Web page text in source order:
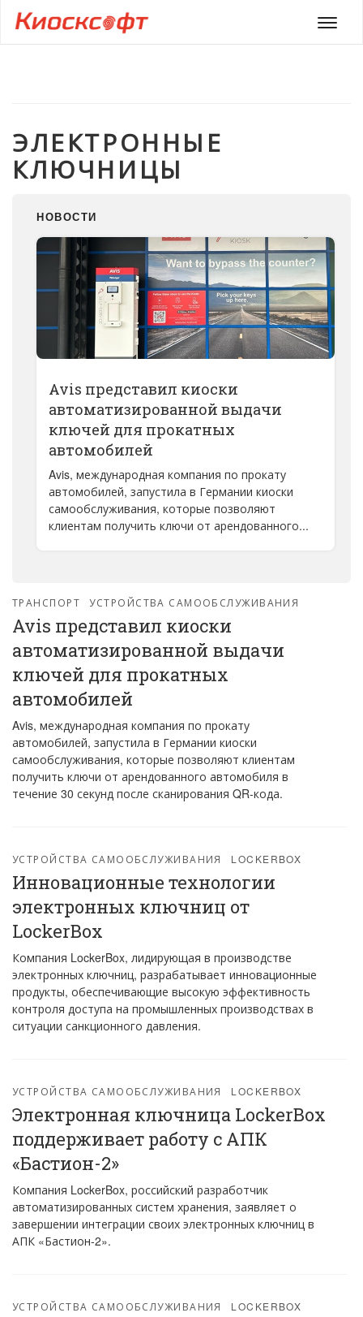
Меню
ЭЛЕКТРОННЫЕ
КЛЮЧНИЦЫ
НОВОСТИ
Avis представил киоски
автоматизированной выдачи
ключей для прокатных
автомобилей
Avis, международная компания по прокату
автомобилей, запустила в Германии киоски
самообслуживания, которые позволяют
клиентам получить ключи от арендованного...
ТРАНСПОРТ УСТРОЙСТВА САМООБСЛУЖИВАНИЯ
Avis представил киоски
автоматизированной выдачи
ключей для прокатных
автомобилей
Avis, международная компания по прокату
автомобилей, запустила в Германии киоски
самообслуживания, которые позволяют клиентам
получить ключи от арендованного автомобиля в
течение 30 секунд после сканирования QR-кода.
УСТРОЙСТВА САМООБСЛУЖИВАНИЯ LOCKERBOX
Инновационные технологии
электронных ключниц от
LockerBox
Компания LockerBox, лидирующая в производстве
электронных ключниц, разрабатывает инновационные
продукты, обеспечивающие высокую эффективность
контроля доступа на промышленных производствах в
ситуации санкционного давления.
УСТРОЙСТВА САМООБСЛУЖИВАНИЯ LOCKERBOX
Электронная ключница LockerBox
поддерживает работу с АПК
«Бастион-2»
Компания LockerBox, российский разработчик
автоматизированных систем хранения, заявляет о
завершении интеграции своих электронных ключниц в
АПК «Бастион-2».
УСТРОЙСТВА САМООБСЛУЖИВАНИЯ LOCKERBOX